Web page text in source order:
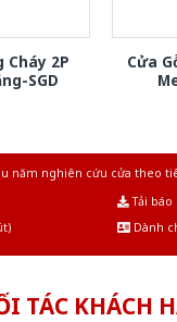
Cháy 2P
SGD
Cửa
năm nghiên cứu cửa theo
Tải báo
Dành
TÁC KHÁCH